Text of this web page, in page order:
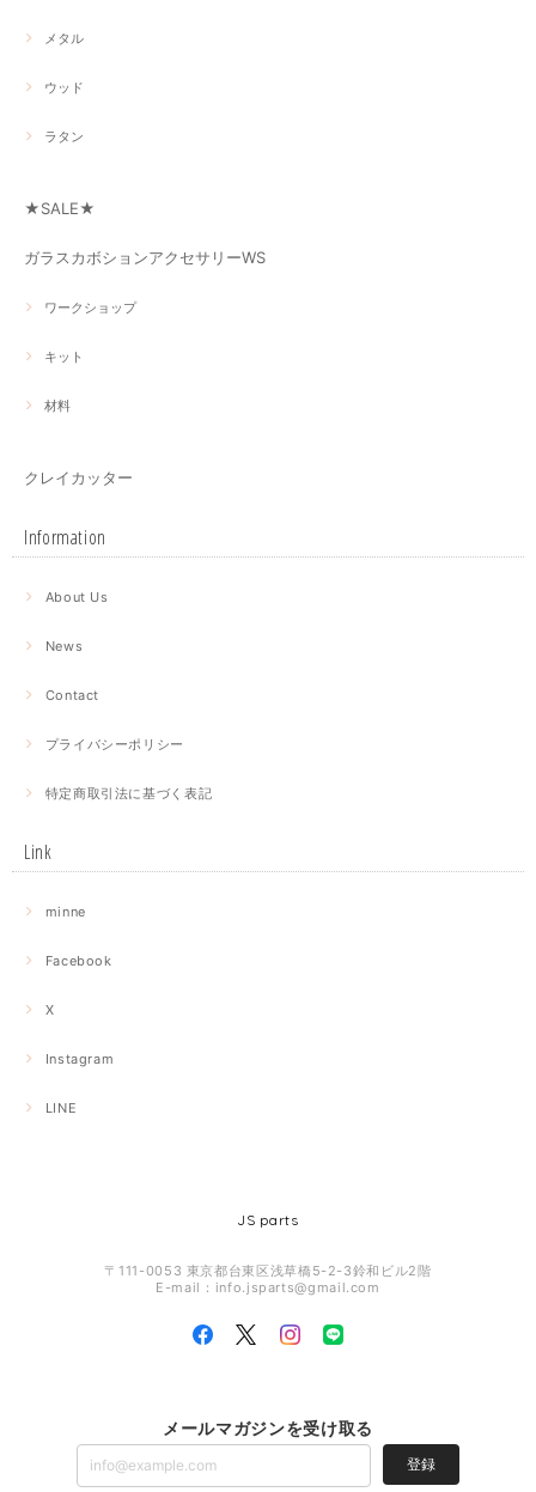
メタル
ウッド
ラタン
★SALE★
ガラスカボションアクセサリーWS
ワークショップ
キット
材料
クレイカッター
Information
About Us
News
Contact
プライバシーポリシー
特定商取引法に基づく表記
Link
minne
Facebook
X
Instagram
LINE
JS parts
〒111-0053 東京都台東区浅草橋5-2-3鈴和ビル2階
E-mail： info.jsparts@gmail.com
メールマガジンを受け取る
登録